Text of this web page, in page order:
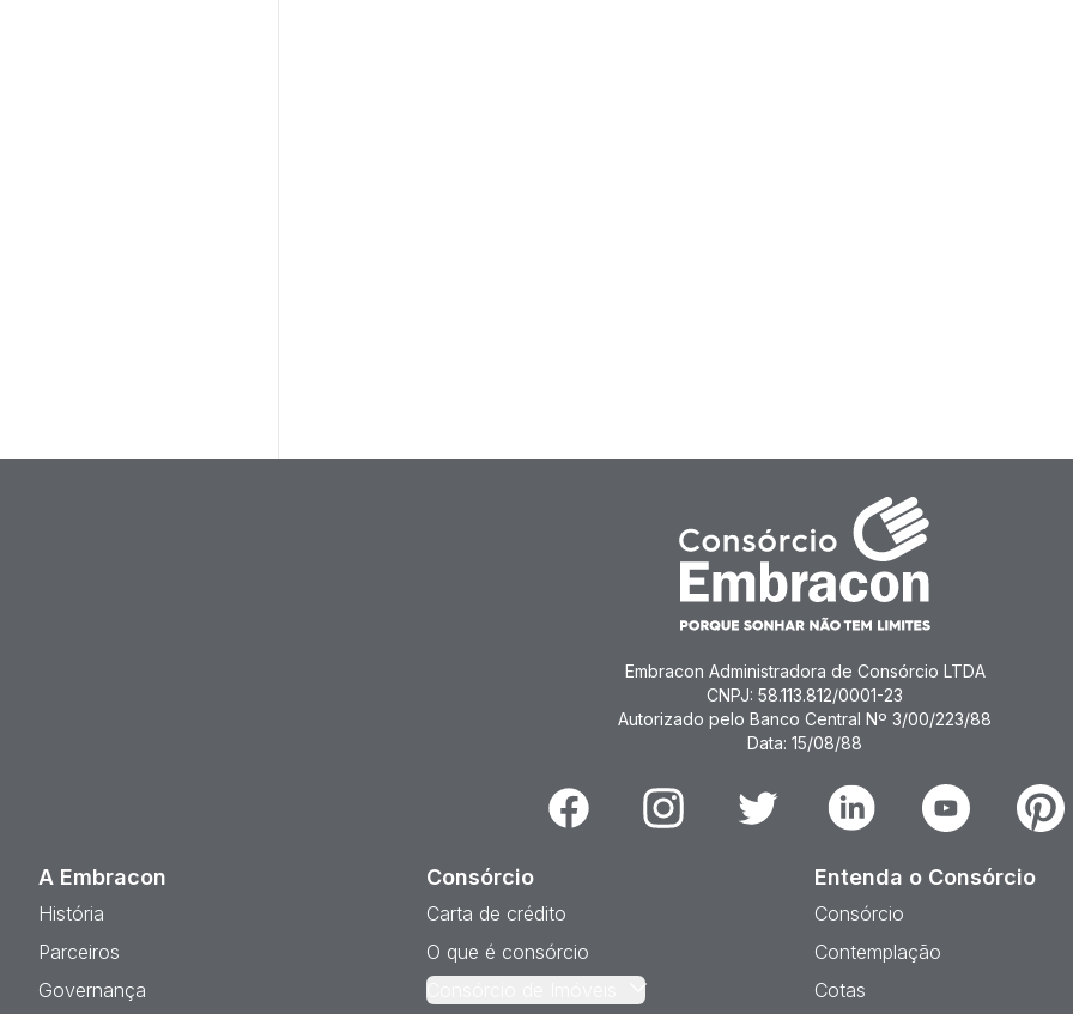
Embracon Administradora de Consórcio LTDA
CNPJ: 58.113.812/0001-23
Autorizado pelo Banco Central Nº 3/00/223/88
Data: 15/08/88
Facebook Instagram Twitter Linkedin Youtube
A Embracon
História
Parceiros
Governança
Consórcio
Carta de crédito
O que é consórcio
Entenda o Consórcio
Consórcio
Contemplação
Cotas